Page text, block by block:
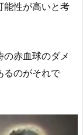
能性が高いと考
赤血球のダメ
るのがそれで